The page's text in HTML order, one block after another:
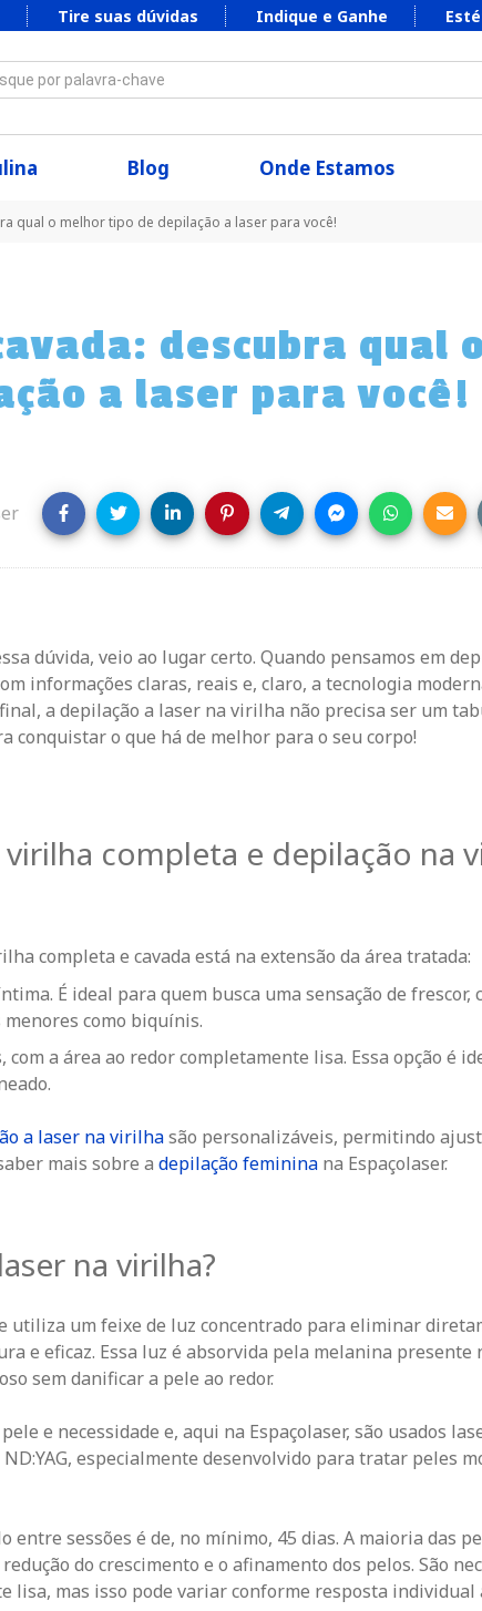
Tire suas dúvidas Indique e Ganhe
por palavra-chave
Blog Onde Estamos
qual o melhor tipo de depilação a laser para você!
descubra qual
a laser para você!
dúvida, veio ao lugar certo. Quando pensamos em
informações claras, reais e, claro, a tecnologia
a depilação a laser na virilha não precisa ser um
conquistar o que há de melhor para o seu corpo!
completa e depilação na
completa e cavada está na extensão da área tratada:
É ideal para quem busca uma sensação de frescor,
como biquínis.
a área ao redor completamente lisa. Essa opção é
a laser na virilhasão personalizáveis, permitindo
mais sobre a depilação feminina na Espaçolaser.
na virilha?
utiliza um feixe de luz concentrado para eliminar
e eficaz. Essa luz é absorvida pela melanina presente
sem danificar a pele ao redor.
e necessidade e, aqui na Espaçolaser, são usados
especialmente desenvolvido para tratar peles
entre sessões é de, no mínimo, 45 dias. A maioria das
do crescimento e o afinamento dos pelos. São
lisa, mas isso pode variar conforme resposta individual